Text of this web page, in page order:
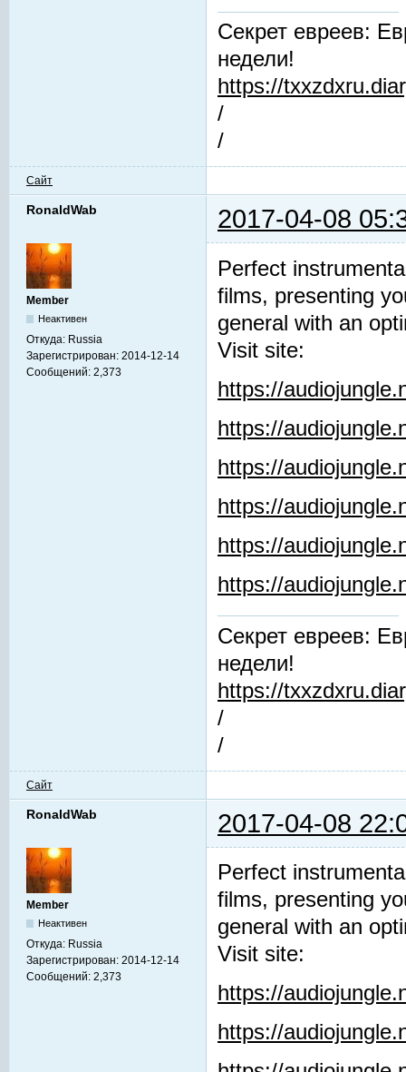
Секрет евреев:
недели!
https://
/
/
Сайт
RonaldWab 2017-04-08
Member
Неактивен
Откуда: Russia
Зарегистрирован: 2014-12-14
Сообщений: 2,373
Perfect
films, presenting
general with an
Visit site:
https://
https://
https://
https://
https://
https://
Секрет евреев:
недели!
https://
/
/
Сайт
RonaldWab 2017-04-08
Member
Неактивен
Откуда: Russia
Зарегистрирован: 2014-12-14
Сообщений: 2,373
Perfect
films, presenting
general with an
Visit site:
https://
https://